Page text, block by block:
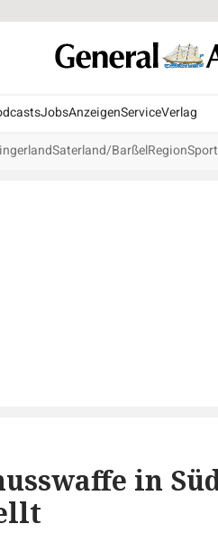
JobsAnzeigenServiceVerlag
Saterland/BarßelRegionSport
in